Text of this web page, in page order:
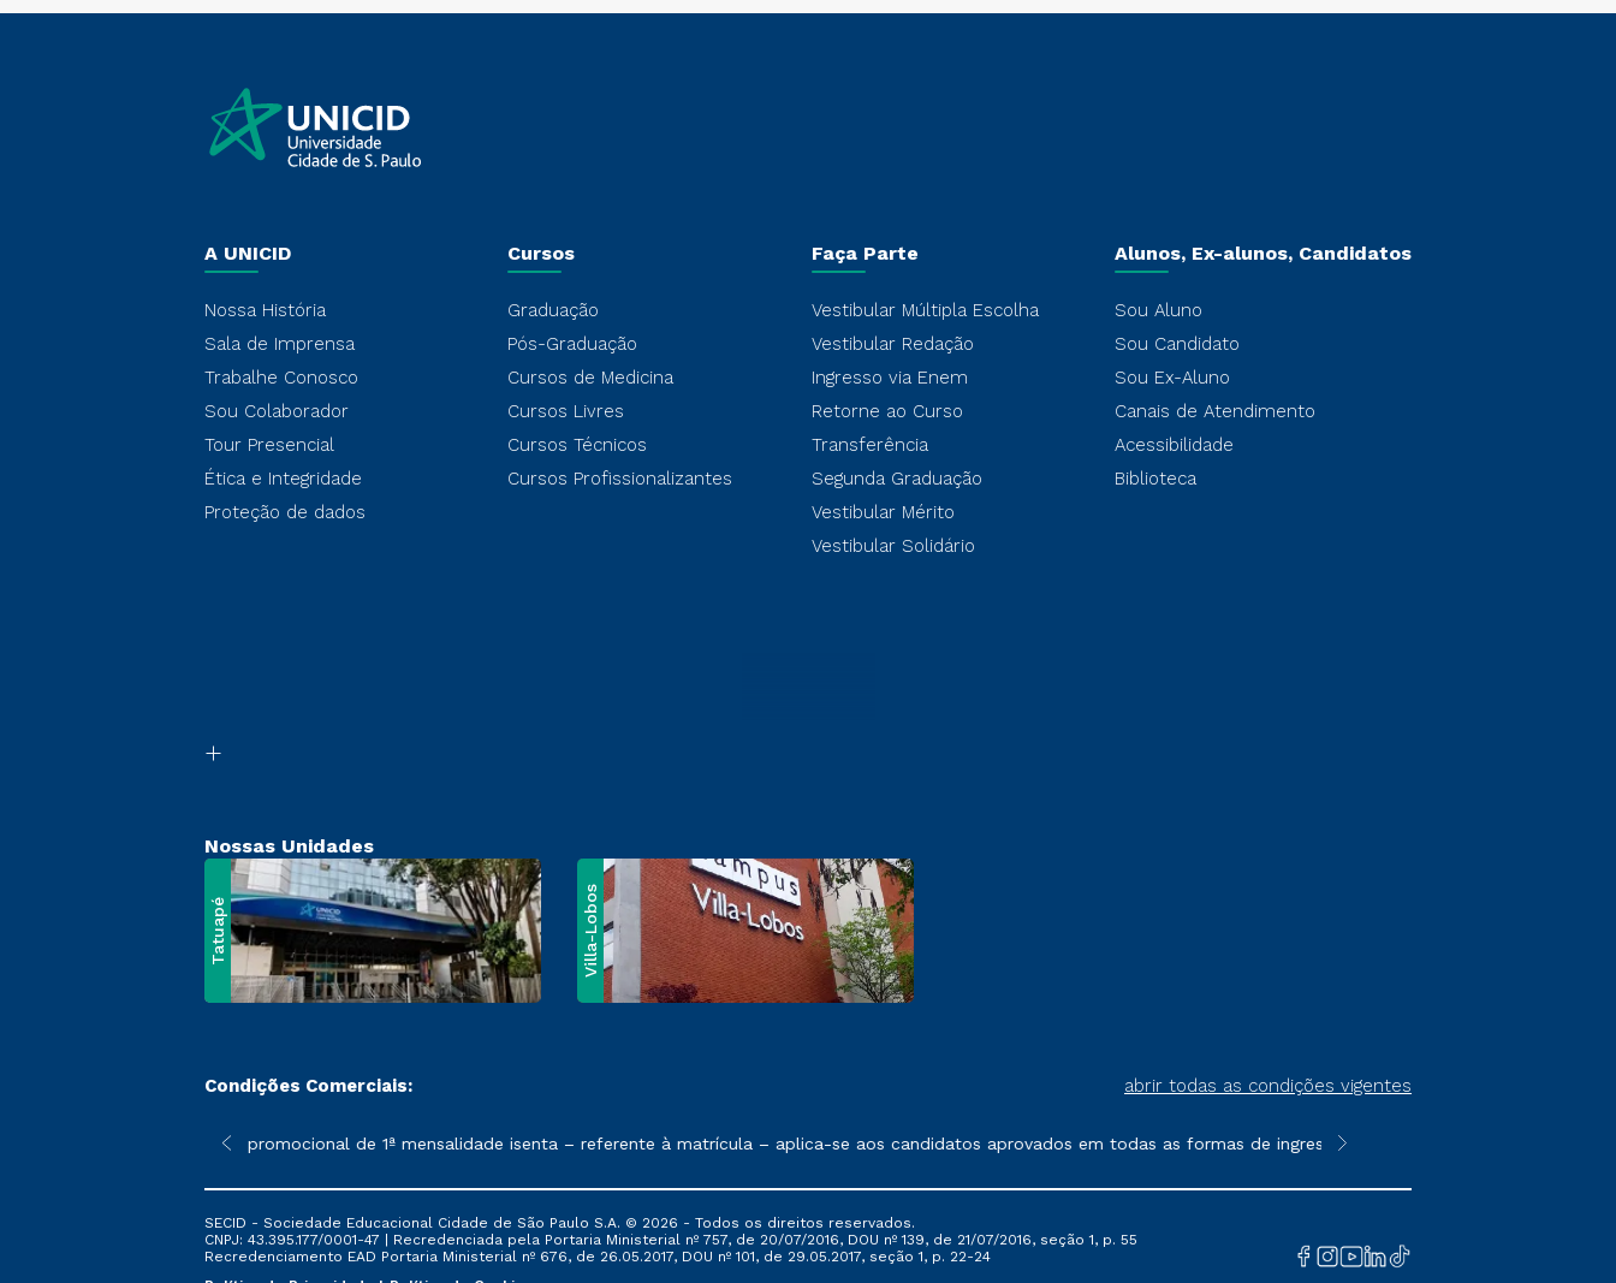
A UNICID
Nossa História
Sala de Imprensa
Trabalhe Conosco
Sou Colaborador
Tour Presencial
Ética e Integridade
Proteção de dados
Cursos
Graduação
Pós-Graduação
Cursos de Medicina
Cursos Livres
Cursos Técnicos
Cursos Profissionalizantes
Faça Parte
Vestibular Múltipla Escolha
Vestibular Redação
Ingresso via Enem
Retorne ao Curso
Transferência
Segunda Graduação
Vestibular Mérito
Vestibular Solidário
Alunos, Ex-alunos, Candidatos
Sou Aluno
Sou Candidato
Sou Ex-Aluno
Canais de Atendimento
Acessibilidade
Biblioteca
Nossas Unidades
Tatuapé Villa-Lobos
Condições Comerciais: abrir todas as condições vigentes
sofrer alterações nos períodos de rematrícula conforme exposto no contrato de prestação de serviços
*A condição promocional de 1ª mensalidade isenta – referente à matrícula – aplica-se aos candidatos aprovados em todas as formas de ingresso, exceto na prova on-line ou
**Semipresencial é um formato do
SECID - Sociedade Educacional Cidade de São Paulo S.A. © 2026 - Todos os direitos reservados.
CNPJ: 43.395.177/0001-47 | Recredenciada pela Portaria Ministerial nº 757, de 20/07/2016, DOU nº 139, de 21/07/2016, seção 1, p. 55
Recredenciamento EAD Portaria Ministerial nº 676, de 26.05.2017, DOU nº 101, de 29.05.2017, seção 1, p. 22-24